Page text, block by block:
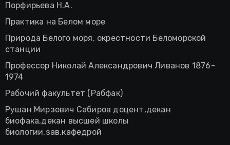
Порфирьева Н.А.
Практика на Белом море
Природа Белого моря, окрестности Беломорской
станции
Профессор Николай Александрович Ливанов 1876-
1974
Рабочий факультет (Рабфак)
Рушан Мирзович Сабиров доцент,декан
биофака,декан высшей школы
биологии,зав.кафедрой